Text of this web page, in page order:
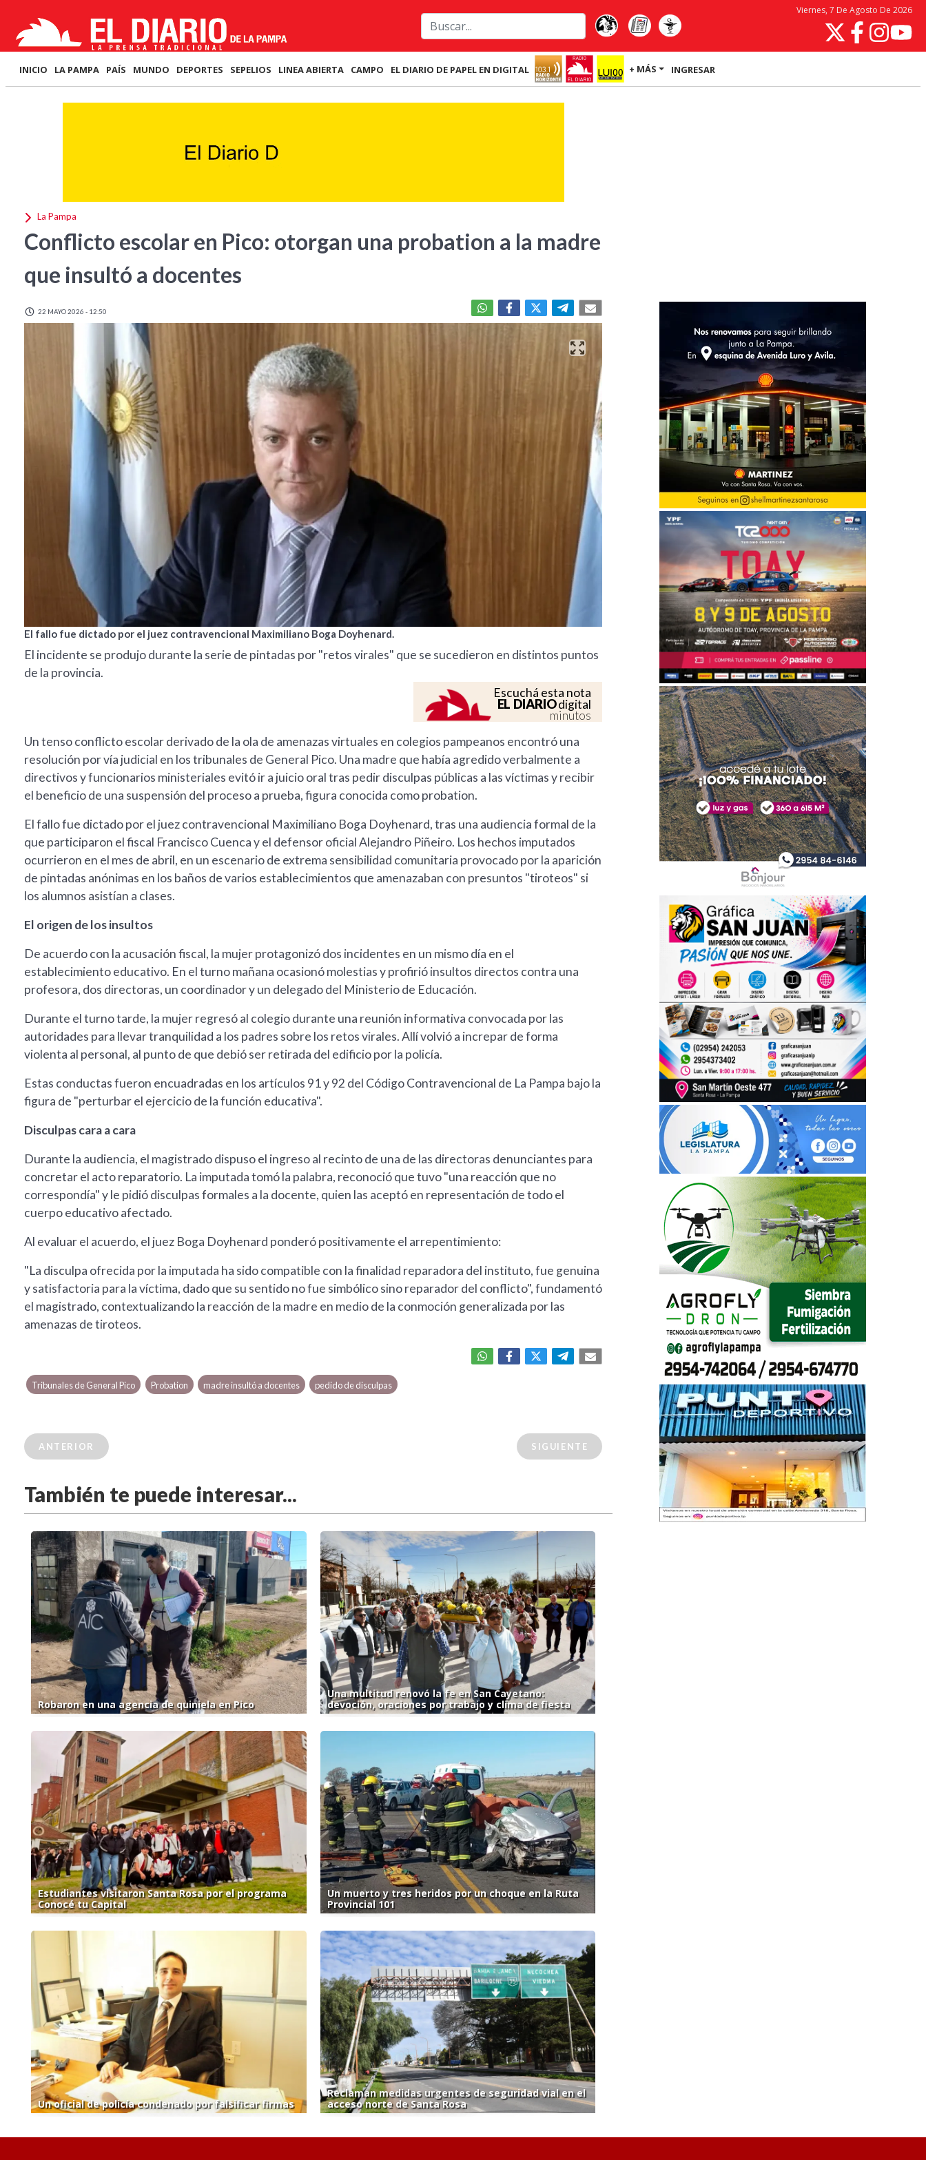
Viernes, 7 De Agosto De 2026
INICIO LA PAMPA PAÍS MUNDO DEPORTES SEPELIOS LINEA ABIERTA CAMPO EL DIARIO DE PAPEL EN DIGITAL + MÁS INGRESAR
La Pampa
Conflicto escolar en Pico: otorgan una probation a la madre
que insultó a docentes
22 MAYO 2026 - 12:50
El fallo fue dictado por el juez contravencional Maximiliano Boga Doyhenard.
El incidente se produjo durante la serie de pintadas por "retos virales" que se sucedieron en distintos puntos
de la provincia.
Escuchá esta nota
EL DIARIOdigital
minutos
Un tenso conflicto escolar derivado de la ola de amenazas virtuales en colegios pampeanos encontró una
resolución por vía judicial en los tribunales de General Pico. Una madre que había agredido verbalmente a
directivos y funcionarios ministeriales evitó ir a juicio oral tras pedir disculpas públicas a las víctimas y recibir
el beneficio de una suspensión del proceso a prueba, figura conocida como probation.
El fallo fue dictado por el juez contravencional Maximiliano Boga Doyhenard, tras una audiencia formal de la
que participaron el fiscal Francisco Cuenca y el defensor oficial Alejandro Piñeiro. Los hechos imputados
ocurrieron en el mes de abril, en un escenario de extrema sensibilidad comunitaria provocado por la aparición
de pintadas anónimas en los baños de varios establecimientos que amenazaban con presuntos "tiroteos" si
los alumnos asistían a clases.
El origen de los insultos
De acuerdo con la acusación fiscal, la mujer protagonizó dos incidentes en un mismo día en el
establecimiento educativo. En el turno mañana ocasionó molestias y profirió insultos directos contra una
profesora, dos directoras, un coordinador y un delegado del Ministerio de Educación.
Durante el turno tarde, la mujer regresó al colegio durante una reunión informativa convocada por las
autoridades para llevar tranquilidad a los padres sobre los retos virales. Allí volvió a increpar de forma
violenta al personal, al punto de que debió ser retirada del edificio por la policía.
Estas conductas fueron encuadradas en los artículos 91 y 92 del Código Contravencional de La Pampa bajo la
figura de "perturbar el ejercicio de la función educativa".
Disculpas cara a cara
Durante la audiencia, el magistrado dispuso el ingreso al recinto de una de las directoras denunciantes para
concretar el acto reparatorio. La imputada tomó la palabra, reconoció que tuvo "una reacción que no
correspondía" y le pidió disculpas formales a la docente, quien las aceptó en representación de todo el
cuerpo educativo afectado.
Al evaluar el acuerdo, el juez Boga Doyhenard ponderó positivamente el arrepentimiento:
"La disculpa ofrecida por la imputada ha sido compatible con la finalidad reparadora del instituto, fue genuina
y satisfactoria para la víctima, dado que su sentido no fue simbólico sino reparador del conflicto", fundamentó
el magistrado, contextualizando la reacción de la madre en medio de la conmoción generalizada por las
amenazas de tiroteos.
Tribunales de General Pico Probation madre insultó a docentes pedido de disculpas
ANTERIOR SIGUIENTE
También te puede interesar...
Robaron en una agencia de quiniela en Pico
Una multitud renovó la fe en San Cayetano:
devoción, oraciones por trabajo y clima de fiesta
Estudiantes visitaron Santa Rosa por el programa
Conocé tu Capital
Un muerto y tres heridos por un choque en la Ruta
Provincial 101
Un oficial de policía condenado por falsificar firmas
Reclaman medidas urgentes de seguridad vial en el
acceso norte de Santa Rosa